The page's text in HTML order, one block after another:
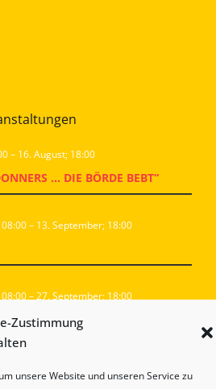
Zustimmung
unsere Website und unseren Service zu
– 16. August; 18:00
… DIE BÖRDE BEBT“
– 13. September; 18:00
–27. September; 18:00
RACINGDAYS